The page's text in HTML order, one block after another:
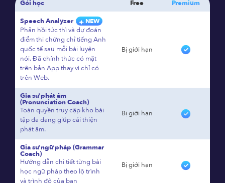
Gói học Free
Premium
Speech Analyzer
NEW
Phản hồi tức thì và dự đoán
điểm thi chứng chỉ tiếng Anh
quốc tế sau mỗi bài luyện
nói. Đã chính thức có mặt
trên bản App thay vì chỉ có
trên Web.
Bị giới hạn
Gia sư phát âm
(Pronunciation Coach)
Toàn quyền truy cập kho bài
tập đa dạng giúp cải thiện
phát âm.
Bị giới hạn
Gia sư ngữ pháp (Grammar
Coach)
Hướng dẫn chi tiết từng bài
học ngữ pháp theo lộ trình
và trình độ của bạn
Bị giới hạn